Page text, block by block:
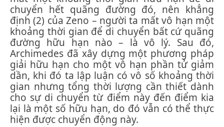
chuyển hết quãng đường đó, nên khẳng
định (2) của Zeno – người ta mất vô hạn một
khoảng thời gian để di chuyển bất cứ quãng
đường hữu hạn nào – là vô lý. Sau đó,
Archimedes đã xây dựng một phương pháp
giải hữu hạn cho một vô hạn phần tử giảm
dần, khi đó ta lập luận có vô số khoảng thời
gian nhưng tổng thời lượng cần thiết dành
cho sự di chuyển từ điểm này đến điểm kia
lại là một số hữu hạn, do đó vẫn có thể thực
hiện được chuyển động này.